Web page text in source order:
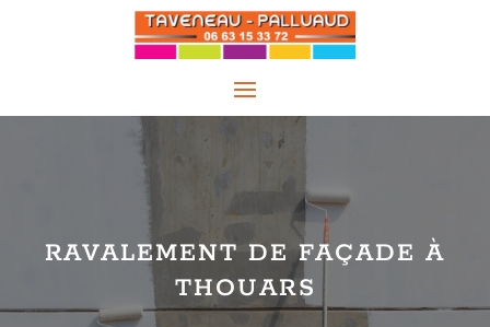
RAVALEMENT DE FAÇADE À
THOUARS